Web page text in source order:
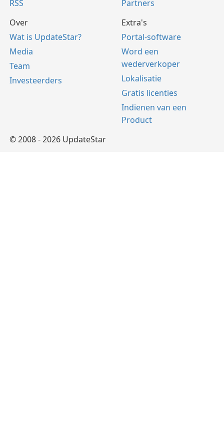
RSS
Partners
Over
Wat is UpdateStar?
Media
Team
Investeerders
Extra's
Portal-software
Word een
wederverkoper
Lokalisatie
Gratis licenties
Indienen van een
Product
© 2008 - 2026 UpdateStar